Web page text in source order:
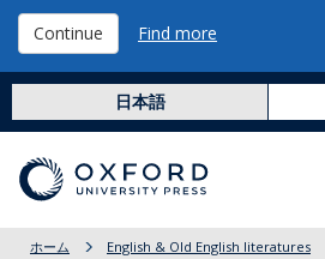
Continue Find more
日本語
ホーム
English & Old English literatures